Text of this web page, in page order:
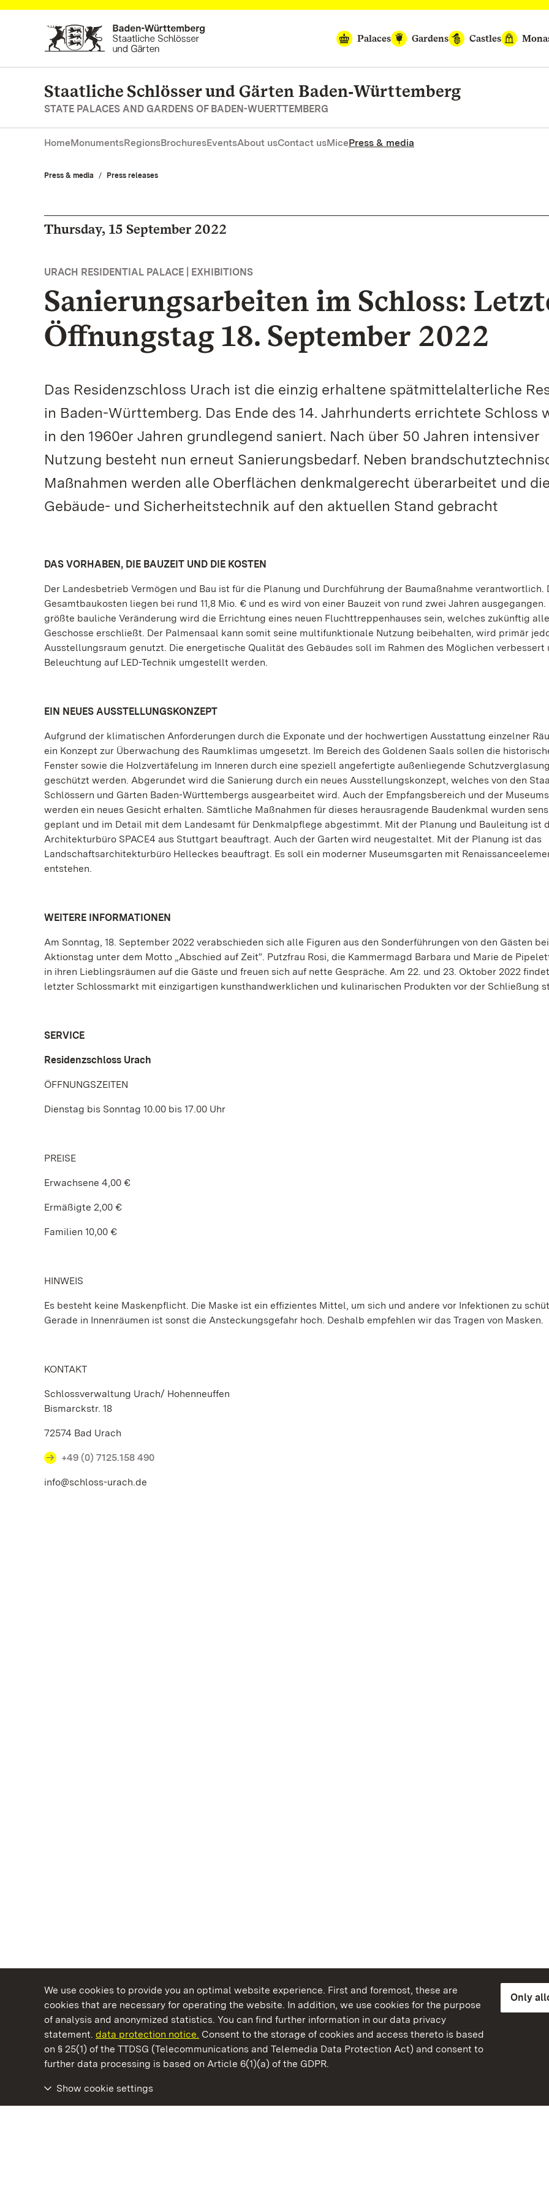
We use cookies to provide you an optimal website experience. First and foremost, these are
cookies that are necessary for operating the website. In addition, we use cookies for the purpose
of analysis and anonymized statistics. You can find further information in our data privacy
statement. data protection notice. Consent to the storage of cookies and access thereto is based
on § 25(1) of the TTDSG (Telecommunications and Telemedia Data Protection Act) and consent to
further data processing is based on Article 6(1)(a) of the GDPR.
Only
Show cookie settings
Navigate to main page
Palaces
Gardens Castles
Staatliche Schlösser und Gärten Baden‑Württemberg
STATE PALACES AND GARDENS OF BADEN-WUERTTEMBERG
HomeMonumentsRegionsBrochuresEventsAbout usContact usMicePress & media
Press & media Press releases
Thursday, 15 September 2022
URACH RESIDENTIAL PALACE | EXHIBITIONS
Sanierungsarbeiten im Schloss:
Öffnungstag 18. September 2022
Das Residenzschloss Urach ist die einzig erhaltene spätmittelalterliche
in Baden-Württemberg. Das Ende des 14. Jahrhunderts errichtete Schloss
in den 1960er Jahren grundlegend saniert. Nach über 50 Jahren intensiver
Nutzung besteht nun erneut Sanierungsbedarf. Neben
Maßnahmen werden alle Oberflächen denkmalgerecht überarbeitet und die
Gebäude- und Sicherheitstechnik auf den aktuellen Stand gebracht
DAS VORHABEN, DIE BAUZEIT UND DIE KOSTEN
Der Landesbetrieb Vermögen und Bau ist für die Planung und Durchführung der Baumaßnahme verantwortlich.
Gesamtbaukosten liegen bei rund 11,8 Mio. € und es wird von einer Bauzeit von rund zwei Jahren ausgegangen.
größte bauliche Veränderung wird die Errichtung eines neuen Fluchttreppenhauses sein, welches zukünftig alle
Geschosse erschließt. Der Palmensaal kann somit seine multifunktionale Nutzung beibehalten, wird primär
Ausstellungsraum genutzt. Die energetische Qualität des Gebäudes soll im Rahmen des Möglichen verbessert
Beleuchtung auf LED-Technik umgestellt werden.
EIN NEUES AUSSTELLUNGSKONZEPT
Aufgrund der klimatischen Anforderungen durch die Exponate und der hochwertigen Ausstattung einzelner
ein Konzept zur Überwachung des Raumklimas umgesetzt. Im Bereich des Goldenen Saals sollen die
Fenster sowie die Holzvertäfelung im Inneren durch eine speziell angefertigte außenliegende Schutzverglasung
geschützt werden. Abgerundet wird die Sanierung durch ein neues Ausstellungskonzept, welches von den
Schlössern und Gärten Baden-Württembergs ausgearbeitet wird. Auch der Empfangsbereich und der
werden ein neues Gesicht erhalten. Sämtliche Maßnahmen für dieses herausragende Baudenkmal wurden
geplant und im Detail mit dem Landesamt für Denkmalpflege abgestimmt. Mit der Planung und Bauleitung ist
Architekturbüro SPACE4 aus Stuttgart beauftragt. Auch der Garten wird neugestaltet. Mit der Planung ist das
Landschaftsarchitekturbüro Helleckes beauftragt. Es soll ein moderner Museumsgarten mit
entstehen.
WEITERE INFORMATIONEN
Am Sonntag, 18. September 2022 verabschieden sich alle Figuren aus den Sonderführungen von den Gästen
Aktionstag unter dem Motto „Abschied auf Zeit“. Putzfrau Rosi, die Kammermagd Barbara und Marie de
in ihren Lieblingsräumen auf die Gäste und freuen sich auf nette Gespräche. Am 22. und 23. Oktober 2022
letzter Schlossmarkt mit einzigartigen kunsthandwerklichen und kulinarischen Produkten vor der Schließung
SERVICE
Residenzschloss Urach
ÖFFNUNGSZEITEN
Dienstag bis Sonntag 10.00 bis 17.00 Uhr
PREISE
Erwachsene 4,00 €
Ermäßigte 2,00 €
Familien 10,00 €
HINWEIS
Es besteht keine Maskenpflicht. Die Maske ist ein effizientes Mittel, um sich und andere vor Infektionen zu
Gerade in Innenräumen ist sonst die Ansteckungsgefahr hoch. Deshalb empfehlen wir das Tragen von Masken.
KONTAKT
Schlossverwaltung Urach/ Hohenneuffen
Bismarckstr. 18
72574 Bad Urach
+49 (0) 7125.158 490
info@schloss-urach.de
State Palaces and Gardens of Baden-Wuerttemberg
Baden-Wuerttemberg